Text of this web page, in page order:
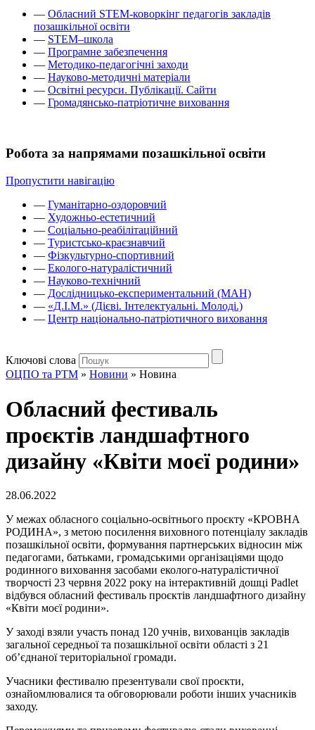
— Обласний STEM-коворкінг педагогів закладів
позашкільної освіти
— STEM–школа
— Програмне забезпечення
— Методико-педагогічні заходи
— Науково-методичні матеріали
— Освітні ресурси. Публікації. Сайти
— Громадянсько-патріотичне виховання
Робота за напрямами позашкільної освіти
Пропустити навігацію
— Гуманітарно-оздоровчий
— Художньо-естетичний
— Соціально-реабілітаційний
— Туристсько-краєзнавчий
— Фізкультурно-спортивний
— Еколого-натуралістичний
— Науково-технічний
— Дослідницько-експериментальний (МАН)
— «Д.І.М.» (Дієві. Інтелектуальні. Молоді.)
— Центр національно-патріотичного виховання
Ключові слова
ОЦПО та РТМ » Новини » Новина
Обласний фестиваль
проєктів ландшафтного
дизайну «Квіти моєї родини»
28.06.2022
У межах обласного соціально-освітнього проєкту «КРОВНА
РОДИНА», з метою посилення виховного потенціалу закладів
позашкільної освіти, формування партнерських відносин між
педагогами, батьками, громадськими організаціями щодо
родинного виховання засобами еколого-натуралістичної
творчості 23 червня 2022 року на інтерактивній дошці Padlet
відбувся обласний фестиваль проєктів ландшафтного дизайну
«Квіти моєї родини».
У заході взяли участь понад 120 учнів, вихованців закладів
загальної середньої та позашкільної освіти області з 21
об’єднаної територіальної громади.
Учасники фестивалю презентували свої проєкти,
ознайомлювалися та обговорювали роботи інших учасників
заходу.